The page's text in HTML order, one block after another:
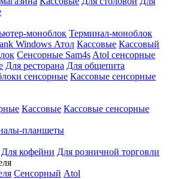
моноблок Терминал-моноблок
Windows Атол Кассовые Кассовый
Сенсорные Sam4s Atol сенсорные
Для ресторана Для общепита
сенсорные Кассовые сенсорные
Кассовые Кассовые сенсорные
планшеты
Для кофейни Для розничной торговли
Сенсорный Atol